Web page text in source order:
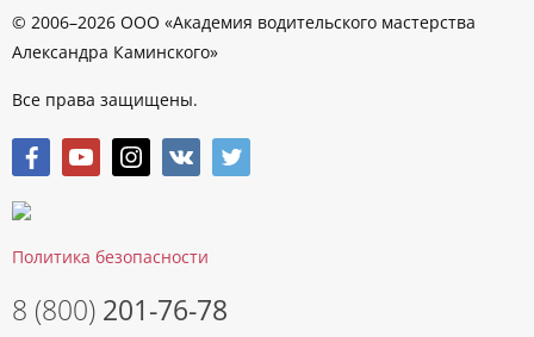
трибуны, где мы посмотрели заезд. Рёв моторов, поддержка
зрителей, радость и волнение за друзей — все это оставило
автодроме.
P.S.Сокращенная версия статьи опубликована на сайте
© 2006–2026 ООО «Академия водительского мастерства
Александра Каминского»
Все права защищены.
Политика безопасности
8 (800) 201-76-78